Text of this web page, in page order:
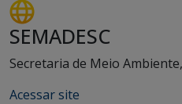
SEMADESC
Secretaria de Meio
Acessar site